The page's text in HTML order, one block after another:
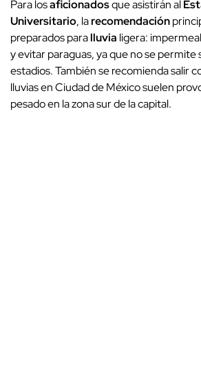
Para losaficionadosque asistirán al
Universitario, larecomendación
preparados paralluvia ligera:
y evitar paraguas, ya que no se permite
estadios. También se recomienda salir
lluvias en Ciudad de México suelen
pesado en la zona sur de la capital.